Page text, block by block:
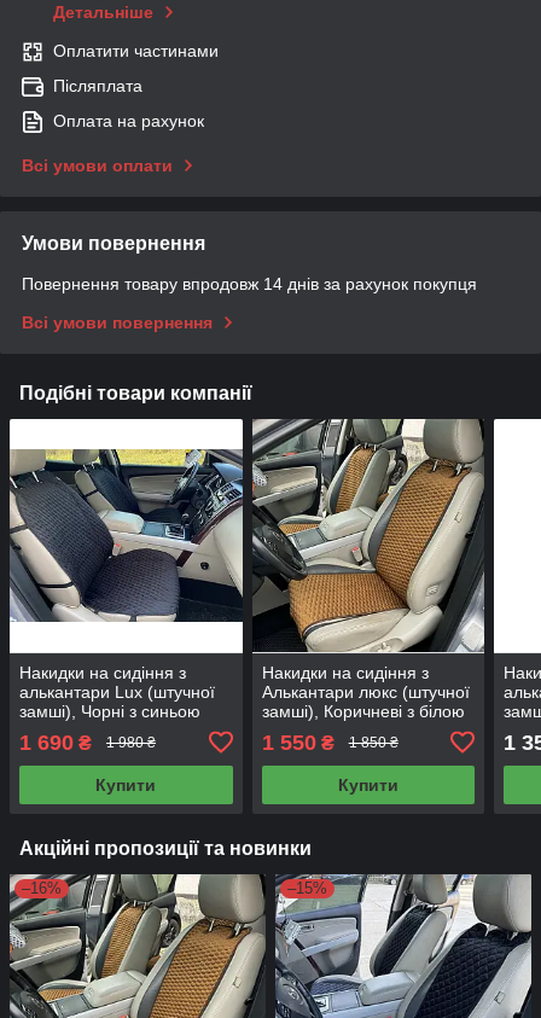
Детальніше
Оплатити частинами
Післяплата
Оплата на рахунок
Всі умови оплати
Умови повернення
Повернення товару впродовж 14 днів за рахунок покупця
Всі умови повернення
Подібні товари компанії
Накидки на сидіння з
алькантари Lux (штучної
замші), Чорні з синьою
ниткою (ромб), Преміум+,
Передній комплект
1 690 ₴ 1 980 ₴
Купити
Накидки на сидіння з
Алькантари люкс (штучної
замші), Коричневі з білою
ниткою плоскі стільники,
Стандарт. Передній
комплект
1 550₴ 1 850 ₴
Купити
1
Акційні пропозиції та новинки
–16% –15%